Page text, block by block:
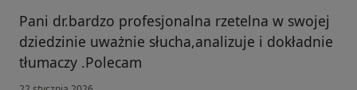
Pani dr.bardzo profesjonalna rzetelna w swojej
dziedzinie uważnie słucha,analizuje i dokładnie
tłumaczy .Polecam